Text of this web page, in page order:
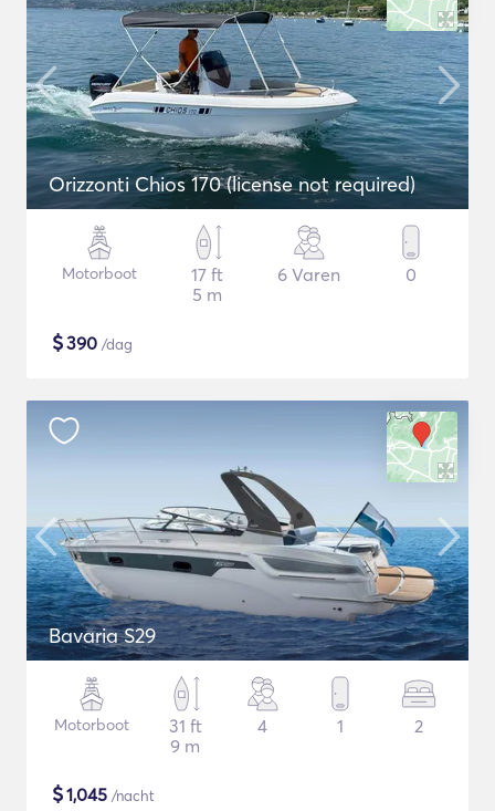
Orizzonti Chios 170 (license not required)
Motorboot
17 ft
5 m
6 Varen 0
$390 /dag
Bavaria S29
Motorboot
31 ft
9 m
4 1 2
$1,045 /nacht